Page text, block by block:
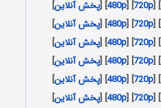
] [
720p
] [
480p
] [پخش آنلاین]
] [
720p
] [
480p
] [پخش آنلاین]
] [
720p
] [
480p
] [پخش آنلاین]
] [
720p
] [
480p
] [پخش آنلاین]
] [
720p
] [
480p
] [پخش آنلاین]
] [
720p
] [
480p
] [پخش آنلاین]